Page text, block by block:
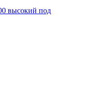
высокий под